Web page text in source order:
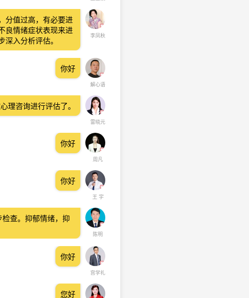
李凤秋
分值过高，有必要进
良情绪症状表现来进
入分析评估。
解心语
你好
雷晓元
理咨询进行评估了。
周凡
你好
王 宇
你好
陈明
查。抑郁情绪，抑
宫学礼
你好
您好